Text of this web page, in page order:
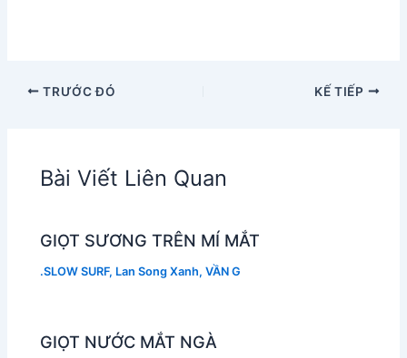
TRƯỚC ĐÓ KẾ TIẾP
Bài Viết Liên Quan
GIỌT SƯƠNG TRÊN MÍ MẮT
.SLOW SURF, Lan Song Xanh,VẦN G
GIỌT NƯỚC MẮT NGÀ